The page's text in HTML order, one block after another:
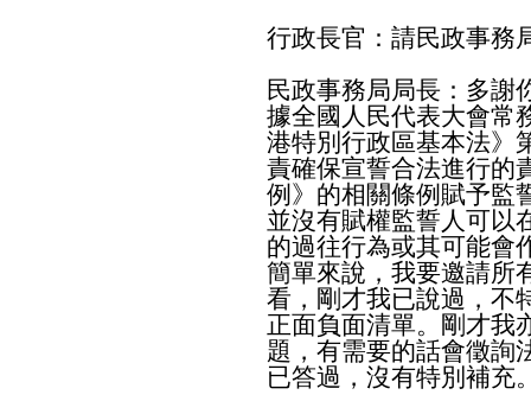
行政長官：請民政事務
民政事務局局長：多謝
據全國人民代表大會常
港特別行政區基本法》
責確保宣誓合法進行的
例》的相關條例賦予監
並沒有賦權監誓人可以
的過往行為或其可能會
簡單來說，我要邀請所
看，剛才我已說過，不
正面負面清單。剛才我
題，有需要的話會徵詢
已答過，沒有特別補充